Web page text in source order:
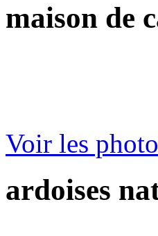
maison de
Voir les
ardoises